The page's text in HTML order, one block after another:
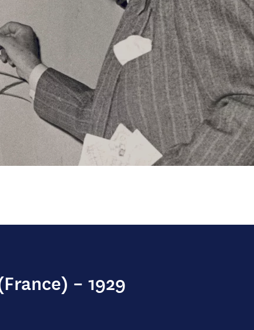
– 1929